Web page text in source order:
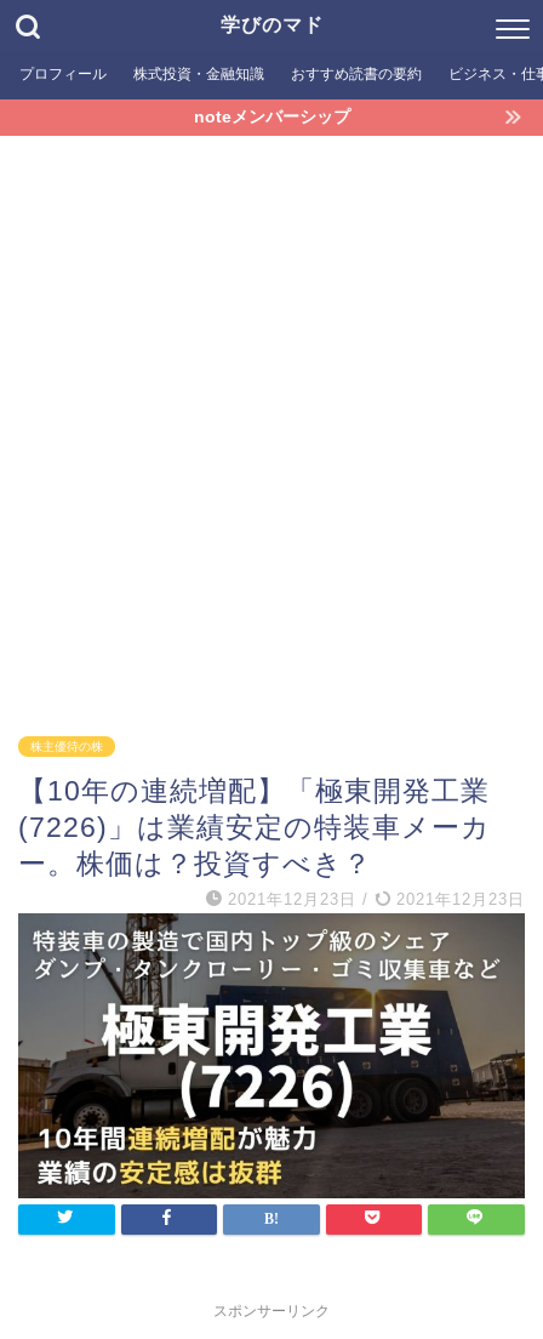
学びのマド
プロフィール 株式投資・金融知識 おすすめ読書の要約 ビジネス・仕
noteメンバーシップ
株主優待の株
【10年の連続増配】「極東開発工業
(7226)」は業績安定の特装車メーカ
ー。株価は？投資すべき？
2021年12月23日 / 2021年12月23日
スポンサーリンク